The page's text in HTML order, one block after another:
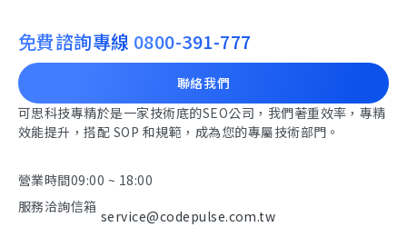
免費諮詢專線 0800-391-777
聯絡我們
可思科技專精於是一家技術底的SEO公司，我們著重效率，專精
效能提升，搭配 SOP 和規範，成為您的專屬技術部門。
營業時間09:00 ~ 18:00
服務洽詢信箱
service@codepulse.com.tw